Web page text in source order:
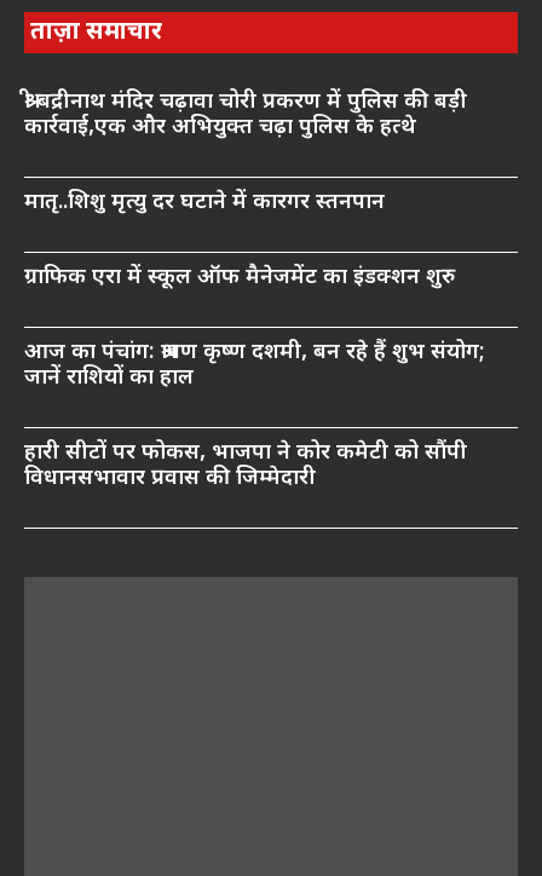
ताज़ा समाचार
श्री बद्रीनाथ मंदिर चढ़ावा चोरी प्रकरण में पुलिस की बड़ी
कार्रवाई,एक और अभियुक्त चढ़ा पुलिस के हत्थे
मातृ..शिशु मृत्यु दर घटाने में कारगर स्तनपान
ग्राफिक एरा में स्कूल ऑफ मैनेजमेंट का इंडक्शन शुरु
आज का पंचांग: श्रावण कृष्ण दशमी, बन रहे हैं शुभ संयोग;
जानें राशियों का हाल
हारी सीटों पर फोकस, भाजपा ने कोर कमेटी को सौंपी
विधानसभावार प्रवास की जिम्मेदारी